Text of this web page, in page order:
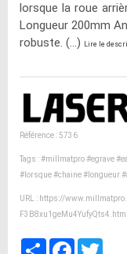
lorsque la roue
Longueur 200mm
robuste. (...)
Lire le
Référence : 5736
Tags :#millmatpro#egrave
#lorsque#chaine#longueur
URL : https://
F3B8xu1geMu4YufyQts4.html
PartagerFacebook